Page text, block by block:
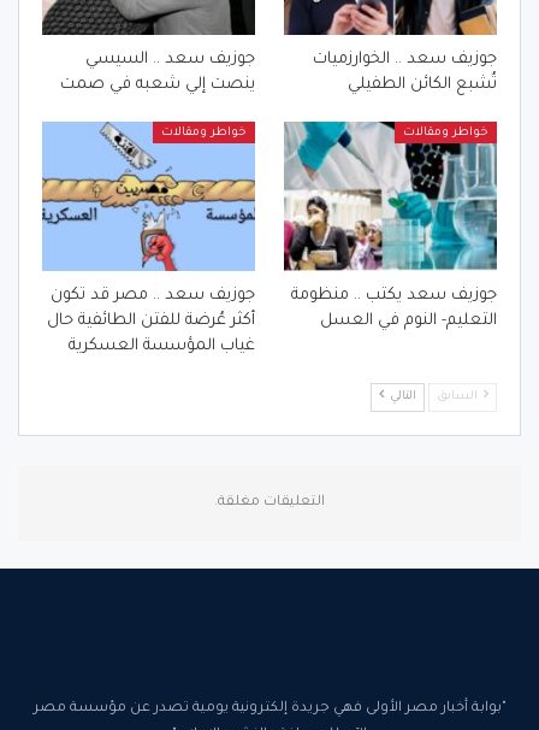
جوزيف سعد .. الخوارزميات
تُشبع الكائن الطفيلي
جوزيف سعد .. السيسي
ينصت إلي شعبه في صمت
خواطر ومقالات
جوزيف سعد يكتب .. منظومة
التعليم- النوم في العسل
خواطر ومقالات
جوزيف سعد .. مصر قد تكون
أكثر عُرضة للفتن الطائفية حال
غياب المؤسسة العسكرية
السابق التالي
التعليقات مغلقة.
"بوابة أخبار مصر الأولى فهي جريدة إلكترونية يومية تصدر عن مؤسسة مصر